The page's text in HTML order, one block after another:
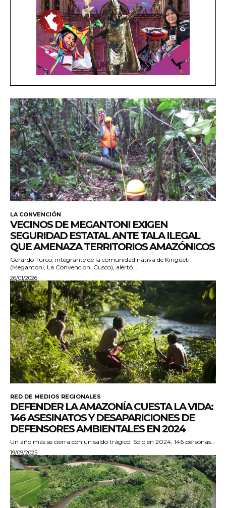
LA CONVENCIÓN
VECINOS DE MEGANTONI EXIGEN
SEGURIDAD ESTATAL ANTE TALA ILEGAL
QUE AMENAZA TERRITORIOS AMAZÓNICOS
Gerardo Turco, integrante de la comunidad nativa de Kirigueti
(Megantoni, La Convencion, Cusco), alertó...
26/01/2026
RED DE MEDIOS REGIONALES
DEFENDER LA AMAZONÍA CUESTA LA VIDA:
146 ASESINATOS Y DESAPARICIONES DE
DEFENSORES AMBIENTALES EN 2024
Un año más se cierra con un saldo trágico. Solo en 2024, 146 personas...
19/09/2025